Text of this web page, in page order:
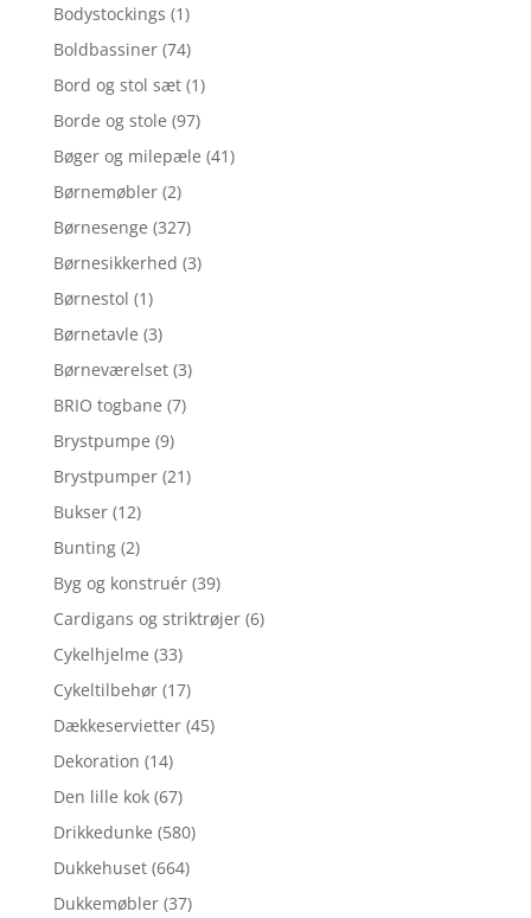
Bodystockings (1)
Boldbassiner (74)
Bord og stol sæt (1)
Borde og stole (97)
Bøger og milepæle (41)
Børnemøbler (2)
Børnesenge (327)
Børnesikkerhed (3)
Børnestol (1)
Børnetavle (3)
Børneværelset (3)
BRIO togbane (7)
Brystpumpe (9)
Brystpumper (21)
Bukser (12)
Bunting (2)
Byg og konstruér (39)
Cardigans og striktrøjer (6)
Cykelhjelme (33)
Cykeltilbehør (17)
Dækkeservietter (45)
Dekoration (14)
Den lille kok (67)
Drikkedunke (580)
Dukkehuset (664)
Dukkemøbler (37)